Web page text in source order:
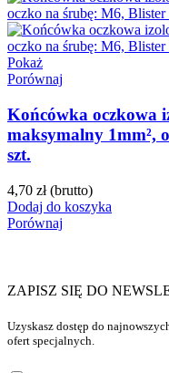
Pokaż
Porównaj
Końcówka oczkowa
maksymalny 1mm²,
szt.
4,70 zł (brutto)
Dodaj do koszyka
Porównaj
ZAPISZ SIĘ DO
Uzyskasz dostęp do
ofert specjalnych.